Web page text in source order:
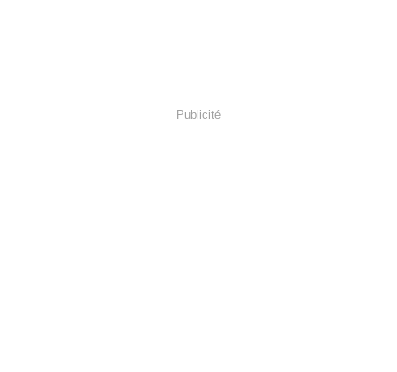
Publicité